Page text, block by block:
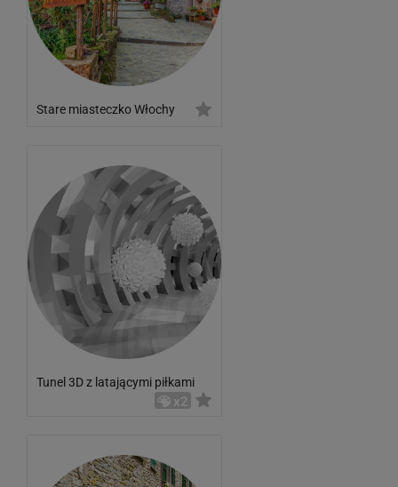
Stare miasteczko Włochy
Tunel 3D z latającymi piłkami
x2